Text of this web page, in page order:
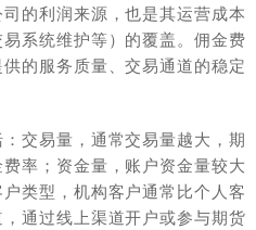
的利润来源，也是其运营成本
易系统维护等）的覆盖。佣金费
的服务质量、交易通道的稳定
交易量，通常交易量越大，期
率；资金量，账户资金量较大
类型，机构客户通常比个人客
通过线上渠道开户或参与期货